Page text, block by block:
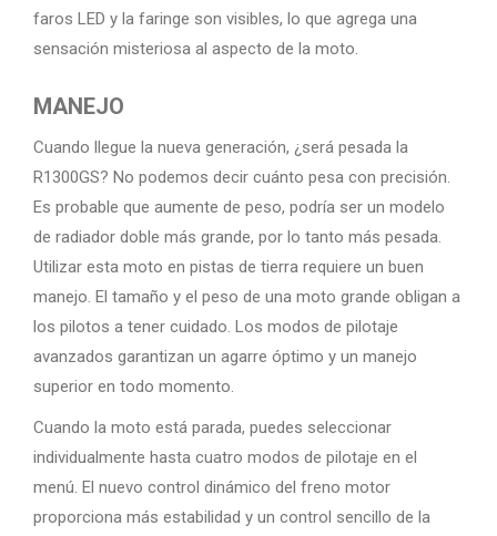
faros LED y la faringe son visibles, lo que agrega una
sensación misteriosa al aspecto de la moto.
MANEJO
Cuando llegue la nueva generación, ¿será pesada la
R1300GS? No podemos decir cuánto pesa con precisión.
Es probable que aumente de peso, podría ser un modelo
de radiador doble más grande, por lo tanto más pesada.
Utilizar esta moto en pistas de tierra requiere un buen
manejo. El tamaño y el peso de una moto grande obligan a
los pilotos a tener cuidado. Los modos de pilotaje
avanzados garantizan un agarre óptimo y un manejo
superior en todo momento.
Cuando la moto está parada, puedes seleccionar
individualmente hasta cuatro modos de pilotaje en el
menú. El nuevo control dinámico del freno motor
proporciona más estabilidad y un control sencillo de la